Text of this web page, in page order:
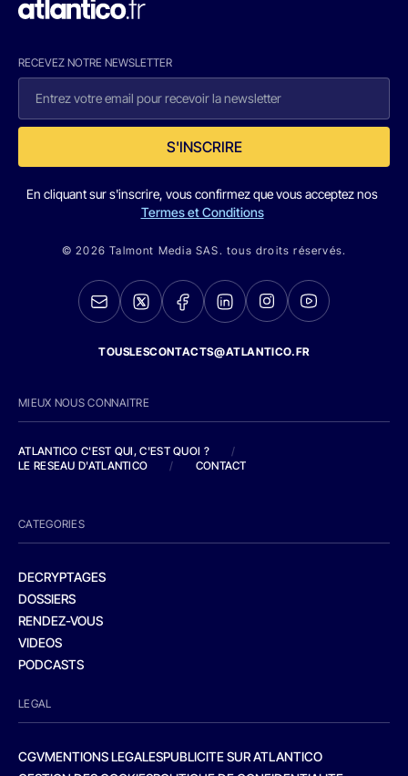
RECEVEZ NOTRE NEWSLETTER
S'INSCRIRE
En cliquant sur s'inscrire, vous confirmez que vous acceptez nos
Termes et Conditions
© 2026 Talmont Media SAS. tous droits réservés.
TOUSLESCONTACTS@ATLANTICO.FR
MIEUX NOUS CONNAITRE
ATLANTICO C'EST QUI, C'EST QUOI ?
/
LE RESEAU D'ATLANTICO
/ CONTACT
CATEGORIES
DECRYPTAGES
DOSSIERS
RENDEZ-VOUS
VIDEOS
PODCASTS
LEGAL
CGVMENTIONS LEGALESPUBLICITE SUR ATLANTICO